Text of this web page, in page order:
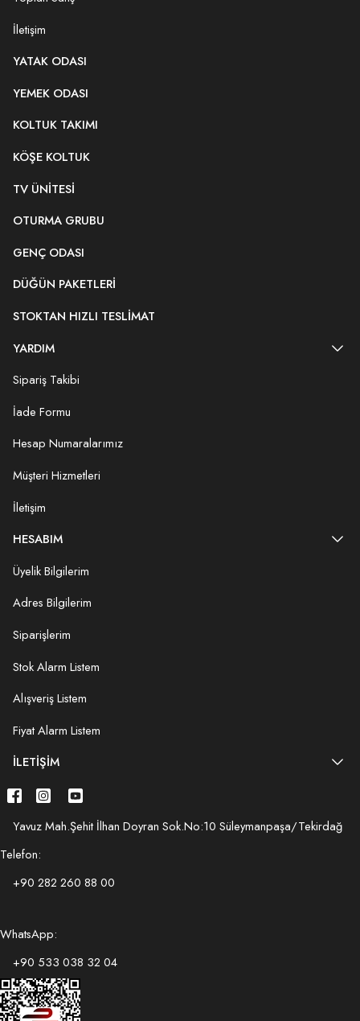
İletişim
YATAK ODASI
YEMEK ODASI
KOLTUK TAKIMI
KÖŞE KOLTUK
TV ÜNITESI
OTURMA GRUBU
GENÇ ODASI
DÜĞÜN PAKETLERI
STOKTAN HIZLI TESLIMAT
YARDIM
Sipariş Takibi
İade Formu
Hesap Numaralarımız
Müşteri Hizmetleri
İletişim
HESABIM
Üyelik Bilgilerim
Adres Bilgilerim
Siparişlerim
Stok Alarm Listem
Alışveriş Listem
Fiyat Alarm Listem
İLETIŞIM
Yavuz Mah.Şehit İlhan Doyran Sok.No:10 Süleymanpaşa/Tekirdağ
Telefon:
+90 282 260 88 00
WhatsApp:
+90 533 038 32 04